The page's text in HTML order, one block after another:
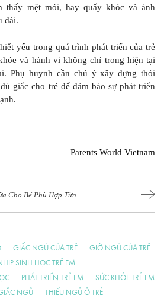
thấy mệt mỏi, hay quấy khóc và ảnh
dài.
yếu trong quá trình phát triển của trẻ
và hành vi không chỉ trong hiện tại
Phụ huynh cần chú ý xây dựng thói
giấc cho trẻ để đảm bảo sự phát triển
Parents World Vietnam
Cho Bé Phù Hợp Từng
GIẤC NGỦ CỦA TRẺ
GIỜ NGỦ CỦA TRẺ
SINH HỌC TRẺ EM
PHÁT TRIỂN TRẺ EM
SỨC KHỎE TRẺ EM
NGỦ
THIẾU NGỦ Ở TRẺ